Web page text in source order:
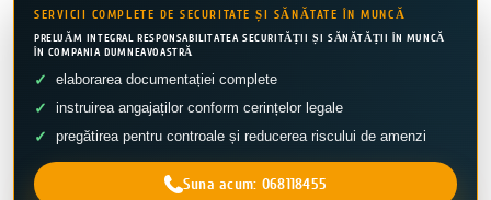
SERVICII COMPLETE DE SECURITATE ȘI SĂNĂTATE ÎN MUNCĂ
PRELUĂM INTEGRAL RESPONSABILITATEA SECURITĂȚII ȘI SĂNĂTĂȚII ÎN MUNCĂ
ÎN COMPANIA DUMNEAVOASTRĂ
elaborarea documentației complete
instruirea angajaților conform cerințelor legale
pregătirea pentru controale și reducerea riscului de amenzi
Suna acum: 068118455